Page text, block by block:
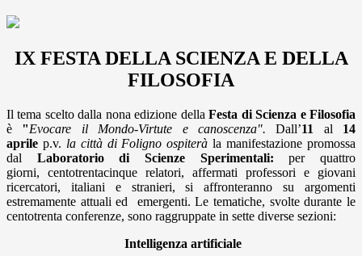
IX FESTA DELLA SCIENZA E DELLA
FILOSOFIA
Il tema scelto dalla nona edizione dellaFesta di Scienza e Filosofia
è "Evocare il Mondo-Virtute e canoscenza".Dall’11 al 14
aprile p.v. la città di Foligno ospiterà la manifestazione promossa
dal Laboratorio di Scienze Sperimentali:per quattro
giorni, centotrentacinque relatori, affermati professori e giovani
ricercatori, italiani e stranieri, si affronteranno su argomenti
estremamente attuali ed emergenti. Le tematiche, svolte durante le
centotrenta conferenze, sono raggruppate in sette diverse sezioni:
Intelligenza artificiale